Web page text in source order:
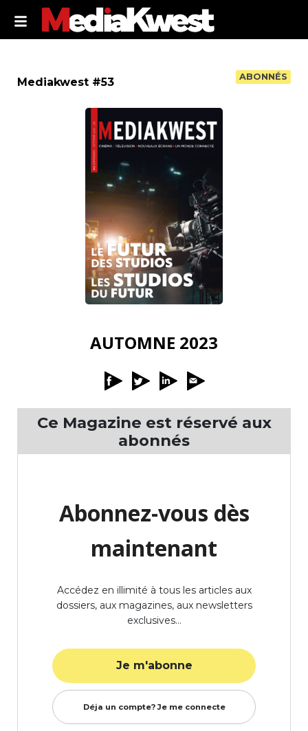
ABONNÉS
Mediakwest #53
AUTOMNE 2023
Ce Magazine est réservé aux
abonnés
Abonnez-vous dès
maintenant
Accédez en illimité à tous les articles aux
dossiers, aux magazines, aux newsletters
exclusives…
Je m'abonne
Déja un compte? Je me connecte